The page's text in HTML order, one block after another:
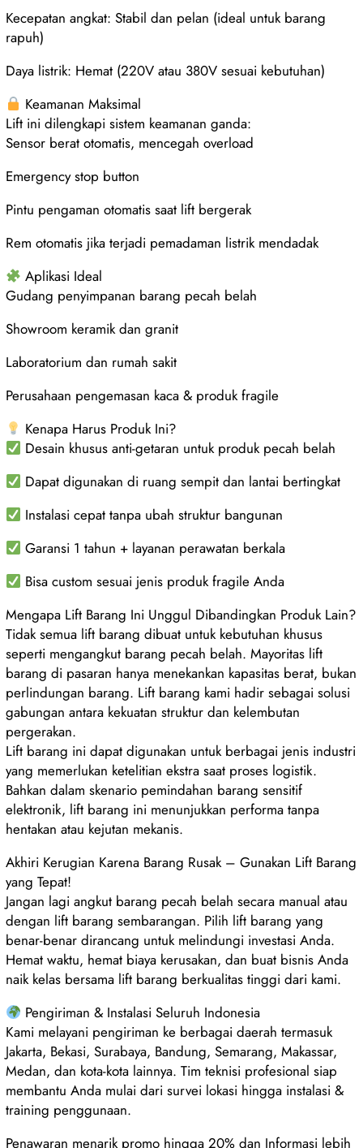
Kecepatan angkat: Stabil dan pelan (ideal untuk barang
rapuh)
Daya listrik: Hemat (220V atau 380V sesuai kebutuhan)
Keamanan Maksimal
Lift ini dilengkapi sistem keamanan ganda:
Sensor berat otomatis, mencegah overload
Emergency stop button
Pintu pengaman otomatis saat lift bergerak
Rem otomatis jika terjadi pemadaman listrik mendadak
Aplikasi Ideal
Gudang penyimpanan barang pecah belah
Showroom keramik dan granit
Laboratorium dan rumah sakit
Perusahaan pengemasan kaca & produk fragile
Kenapa Harus Produk Ini?
Desain khusus anti-getaran untuk produk pecah belah
Dapat digunakan di ruang sempit dan lantai bertingkat
Instalasi cepat tanpa ubah struktur bangunan
Garansi 1 tahun + layanan perawatan berkala
Bisa custom sesuai jenis produk fragile Anda
Mengapa Lift Barang Ini Unggul Dibandingkan Produk Lain?
Tidak semua lift barang dibuat untuk kebutuhan khusus
seperti mengangkut barang pecah belah. Mayoritas lift
barang di pasaran hanya menekankan kapasitas berat, bukan
perlindungan barang. Lift barang kami hadir sebagai solusi
gabungan antara kekuatan struktur dan kelembutan
pergerakan.
Lift barang ini dapat digunakan untuk berbagai jenis industri
yang memerlukan ketelitian ekstra saat proses logistik.
Bahkan dalam skenario pemindahan barang sensitif
elektronik, lift barang ini menunjukkan performa tanpa
hentakan atau kejutan mekanis.
Akhiri Kerugian Karena Barang Rusak – Gunakan Lift Barang
yang Tepat!
Jangan lagi angkut barang pecah belah secara manual atau
dengan lift barang sembarangan. Pilih lift barang yang
benar-benar dirancang untuk melindungi investasi Anda.
Hemat waktu, hemat biaya kerusakan, dan buat bisnis Anda
naik kelas bersama lift barang berkualitas tinggi dari kami.
Pengiriman & Instalasi Seluruh Indonesia
Kami melayani pengiriman ke berbagai daerah termasuk
Jakarta, Bekasi, Surabaya, Bandung, Semarang, Makassar,
Medan, dan kota-kota lainnya. Tim teknisi profesional siap
membantu Anda mulai dari survei lokasi hingga instalasi &
training penggunaan.
Penawaran menarik promo hingga 20% dan Informasi lebih